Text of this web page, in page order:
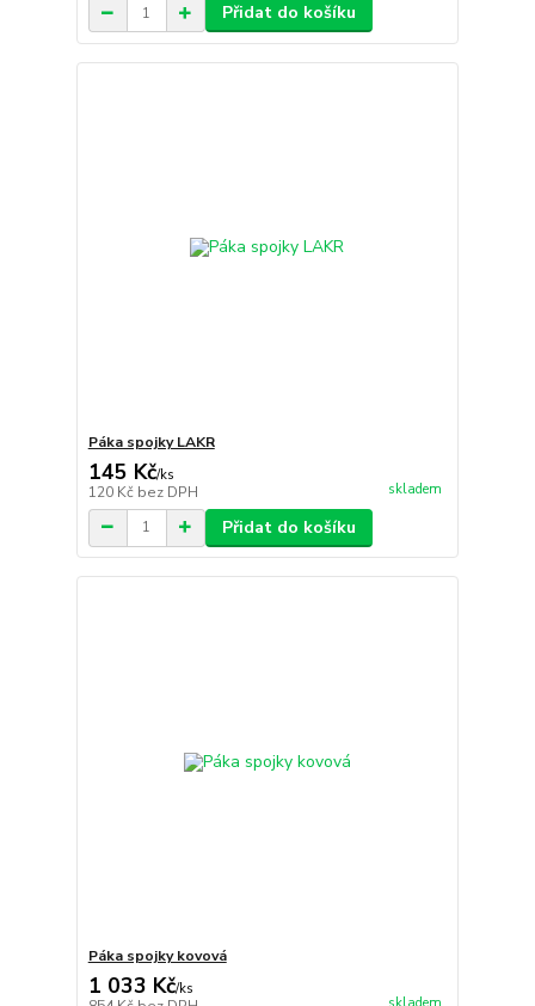
Přidat do košíku
Páka spojky LAKR
145 Kč/ks
120 Kč bez DPH skladem
Přidat do košíku
Páka spojky kovová
1 033 Kč/ks